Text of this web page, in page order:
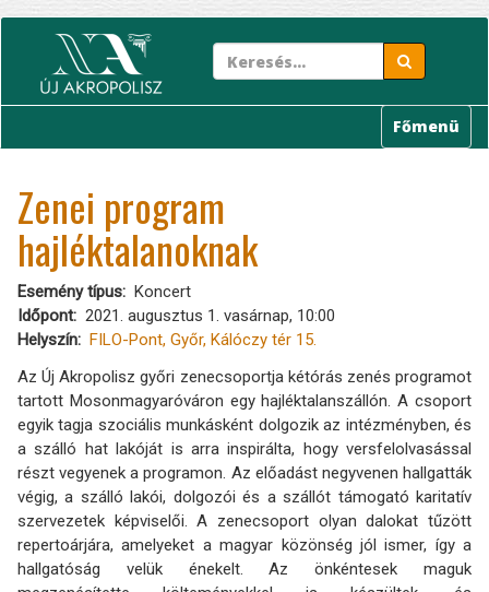
tartalomra
Főmenü
Zenei program
hajléktalanoknak
Esemény típus
Koncert
Időpont
2021. augusztus 1. vasárnap, 10:00
Helyszín
FILO-Pont, Győr, Kálóczy tér 15.
Az Új Akropolisz győri zenecsoportja kétórás zenés programot
tartott Mosonmagyaróváron egy hajléktalanszállón. A csoport
egyik tagja szociális munkásként dolgozik az intézményben, és
a szálló hat lakóját is arra inspirálta, hogy versfelolvasással
részt vegyenek a programon. Az előadást negyvenen hallgatták
végig, a szálló lakói, dolgozói és a szállót támogató karitatív
szervezetek képviselői. A zenecsoport olyan dalokat tűzött
repertoárjára, amelyeket a magyar közönség jól ismer, így a
hallgatóság velük énekelt. Az önkéntesek maguk